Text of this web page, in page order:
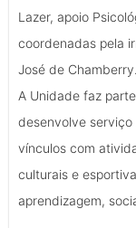
Lazer, apoio
coordenadas pela
José de Chamberry.
A Unidade faz
desenvolve
vínculos com
culturais e
aprendizagem,